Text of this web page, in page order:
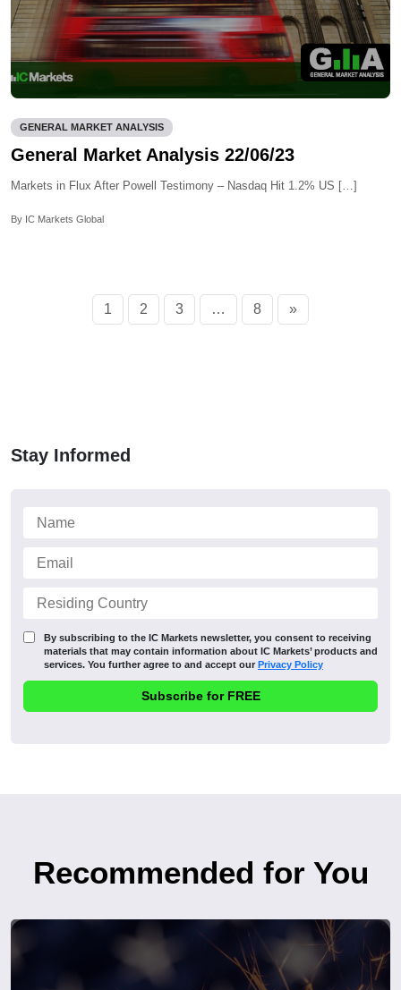
GENERAL MARKET ANALYSIS
General Market Analysis 22/06/23
Markets in Flux After Powell Testimony – Nasdaq Hit 1.2% US […]
By IC Markets Global
1 2 3 … 8 »
Stay Informed
By subscribing to the IC Markets newsletter, you consent to receiving
materials that may contain information about IC Markets’ products and
services. You further agree to and accept our Privacy Policy
Recommended for You